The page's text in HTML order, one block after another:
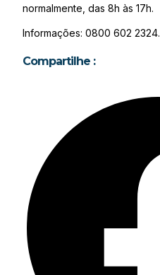
normalmente, das 8h às 17h.
Informações: 0800 602 2324.
Compartilhe :